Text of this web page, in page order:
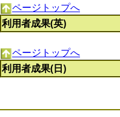
ページトップへ
利用者成果(英)
ページトップへ
利用者成果(日)